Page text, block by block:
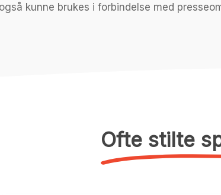
kunne brukes i forbindelse med
Ofte stilte